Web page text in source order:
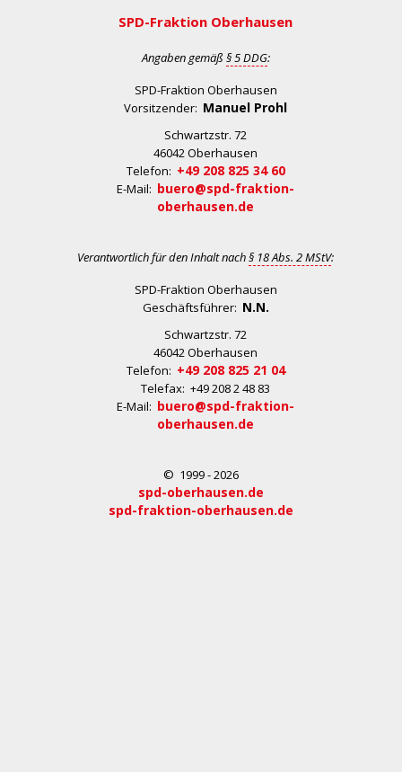
SPD-Fraktion Oberhausen
Angaben gemäß § 5 DDG:
SPD-Fraktion Oberhausen
Vorsitzender: Manuel Prohl
Schwartzstr. 72
46042 Oberhausen
Telefon: +49 208 825 34 60
E-Mail: buero@spd-fraktion-
oberhausen.de
Verantwortlich für den Inhalt nach§ 18 Abs. 2 MStV:
SPD-Fraktion Oberhausen
Geschäftsführer: N.N.
Schwartzstr. 72
46042 Oberhausen
Telefon: +49 208 825 21 04
Telefax: +49 208 2 48 83
E-Mail: buero@spd-fraktion-
oberhausen.de
© 1999 - 2026
spd-oberhausen.de
spd-fraktion-oberhausen.de